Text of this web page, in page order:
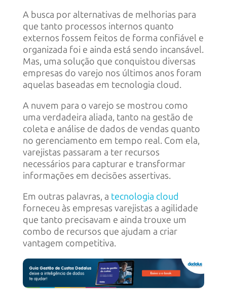
A busca por alternativas de melhorias para
que tanto processos internos quanto
externos fossem feitos de forma confiável e
organizada foi e ainda está sendo incansável.
Mas, uma solução que conquistou diversas
empresas do varejo nos últimos anos foram
aquelas baseadas em tecnologia cloud.
A nuvem para o varejo se mostrou como
uma verdadeira aliada, tanto na gestão de
coleta e análise de dados de vendas quanto
no gerenciamento em tempo real. Com ela,
varejistas passaram a ter recursos
necessários para capturar e transformar
informações em decisões assertivas.
Em outras palavras, a tecnologia cloud
forneceu às empresas varejistas a agilidade
que tanto precisavam e ainda trouxe um
combo de recursos que ajudam a criar
vantagem competitiva.